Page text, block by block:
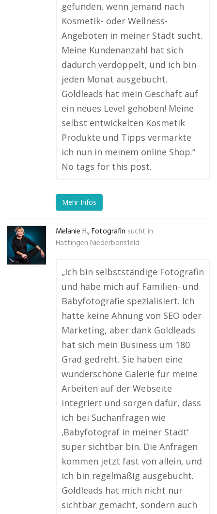
gefunden, wenn jemand nach
Kosmetik- oder Wellness-
Angeboten in meiner Stadt sucht.
Meine Kundenanzahl hat sich
dadurch verdoppelt, und ich bin
jeden Monat ausgebucht.
Goldleads hat mein Geschäft auf
ein neues Level gehoben! Meine
selbst entwickelten Kosmetik
Produkte und Tipps vermarkte
ich nun in meinem online Shop.“
No tags for this post.
Mehr Infos
Melanie H., Fotografin sucht in
Hattingen Niederbonsfeld
„Ich bin selbstständige Fotografin
und habe mich auf Familien- und
Babyfotografie spezialisiert. Ich
hatte keine Ahnung von SEO oder
Marketing, aber dank Goldleads
hat sich mein Business um 180
Grad gedreht. Sie haben eine
wunderschöne Galerie für meine
Arbeiten auf der Webseite
integriert und sorgen dafür, dass
ich bei Suchanfragen wie
‚Babyfotograf in meiner Stadt‘
super sichtbar bin. Die Anfragen
kommen jetzt fast von allein, und
ich bin regelmäßig ausgebucht.
Goldleads hat mich nicht nur
sichtbar gemacht, sondern auch